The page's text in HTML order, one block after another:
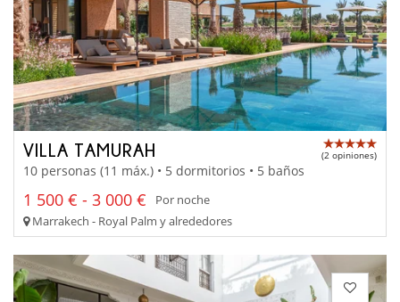
VILLA TAMURAH (2 opiniones)
10 personas (11 máx.) • 5 dormitorios • 5 baños
1 500 € - 3 000 €
Por noche
Marrakech - Royal Palm y alrededores